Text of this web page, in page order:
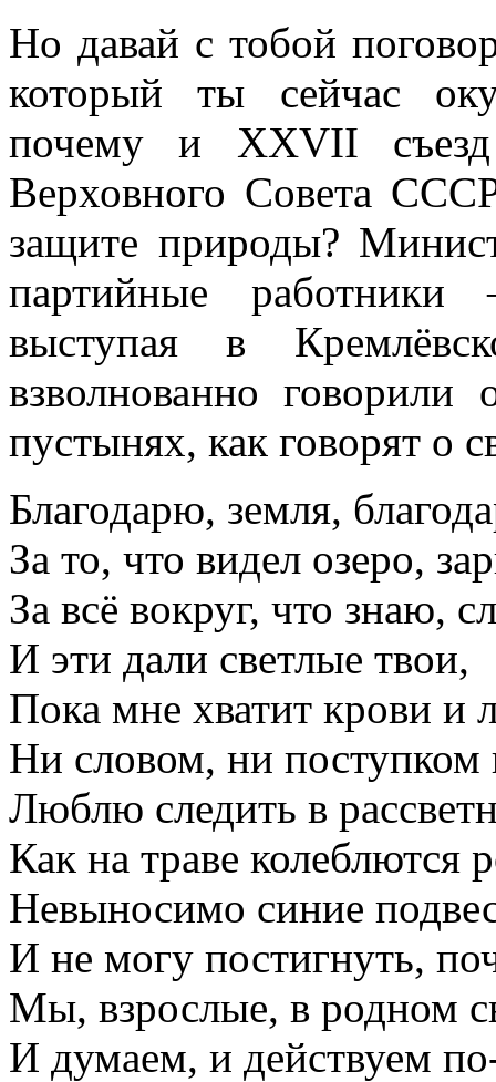
Но давай с тобой
который ты сейчас
почему и XXVII съезд
Верховного Совета
защите природы?
партийные
выступая в
взволнованно
пустынях, как говорят о
Благодарю, земля,
За то, что видел озеро,
За всё вокруг, что знаю,
И эти дали светлые твои,
Пока мне хватит крови и
Ни словом, ни поступком
Люблю следить в
Как на траве колеблются
Невыносимо синие
И не могу постигнуть,
Мы, взрослые, в родном
И думаем, и действуем